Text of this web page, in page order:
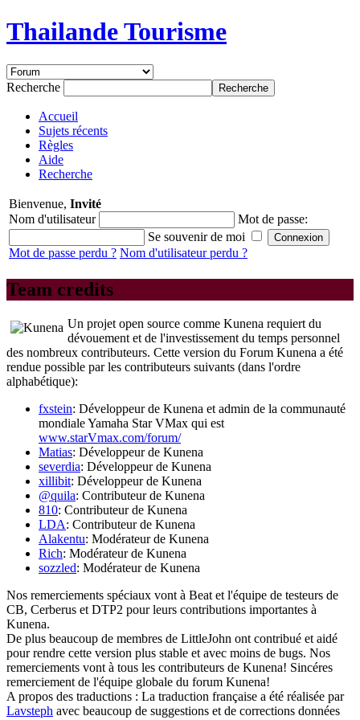
Thailande Tourisme
Recherche
Accueil
Sujets récents
Règles
Aide
Recherche
Bienvenue, Invité
Nom d'utilisateur
Mot de passe:
Se souvenir de moi
Mot de passe perdu ? Nom d'utilisateur perdu ?
Team credits
Un projet open source comme Kunena requiert du
dévouement et de l'investissement du temps personnel
des nombreux contributeurs. Cette version du Forum Kunena a été
rendue possible par les contributeurs suivants (dans l'ordre
alphabétique):
fxstein: Développeur de Kunena et admin de la communauté
mondiale Yamaha Star VMax qui est
www.starVmax.com/forum/
Matias: Développeur de Kunena
severdia: Développeur de Kunena
xillibit: Développeur de Kunena
@quila: Contributeur de Kunena
810: Contributeur de Kunena
LDA: Contributeur de Kunena
Alakentu: Modérateur de Kunena
Rich: Modérateur de Kunena
sozzled: Modérateur de Kunena
Nos remerciements spéciaux vont à Beat et l'équipe de testeurs de
CB, Cerberus et DTP2 pour leurs contributions importantes à
Kunena.
De plus beaucoup de membres de LittleJohn ont contribué et aidé
pour rendre cette version plus stable et avec moins de bugs. Nos
remerciements vont à tous les contributeurs de Kunena! Sincéres
remerciement de l'équipe globale du forum Kunena!
A propos des traductions : La traduction française a été réalisée par
Lavsteph avec beaucoup de suggestions et de corrections données